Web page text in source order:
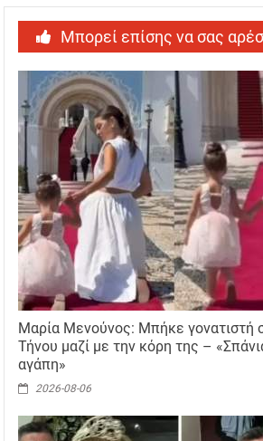
Μπορεί επίσης να σας
Μαρία Μενούνος: Μπήκε γονατιστή
Τήνου μαζί με την κόρη της –
αγάπη»
2026-08-06